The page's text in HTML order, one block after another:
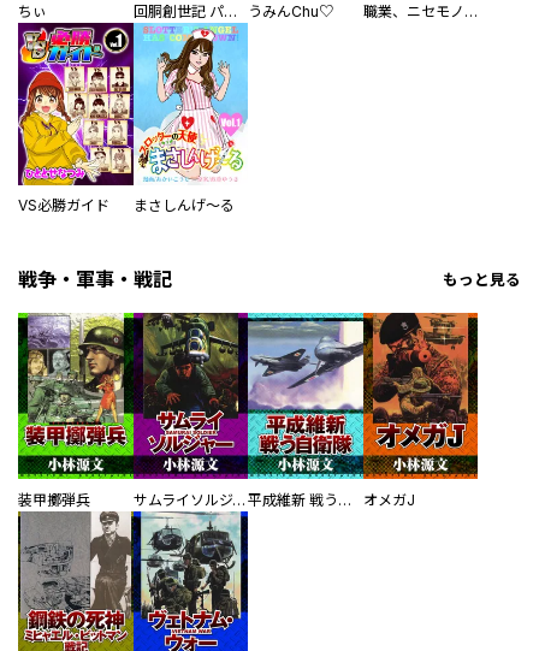
ちぃ 回胴創世記 パチスロを創った男達 うみんChu♡ 職業、ニセモノ～あなたに偽は見抜けない【電子単行本版】
VS必勝ガイド まさしんげ～る
戦争・軍事・戦記 もっと見る
装甲擲弾兵 サムライソルジャー SAMURAI SOLDIER 平成維新 戦う自衛隊 オメガJ